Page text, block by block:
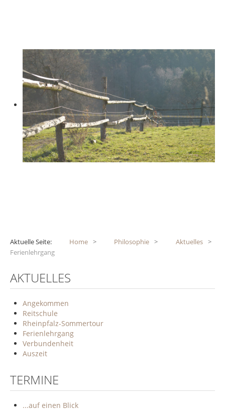
Aktuelle Seite: Home > Philosophie > Aktuelles >
Ferienlehrgang
AKTUELLES
Angekommen
Reitschule
Rheinpfalz-Sommertour
Ferienlehrgang
Verbundenheit
Auszeit
TERMINE
...auf einen Blick